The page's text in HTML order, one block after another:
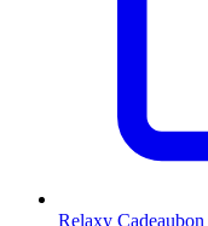
Relaxy Cadeaubon